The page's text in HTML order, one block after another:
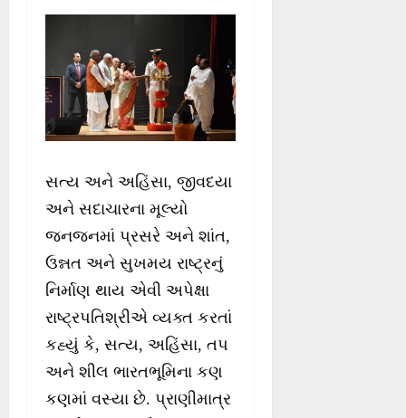
સત્ય અને અહિંસા, જીવદયા
અને સદાચારના મૂલ્યો
જનજનમાં પ્રસરે અને શાંત,
ઉન્નત અને સુખમય રાષ્ટ્રનું
નિર્માણ થાય એવી અપેક્ષા
રાષ્ટ્રપતિશ્રીએ વ્યક્ત કરતાં
કહ્યું કે, સત્ય, અહિંસા, તપ
અને શીલ ભારતભૂમિના કણ
કણમાં વસ્યા છે. પ્રાણીમાત્ર